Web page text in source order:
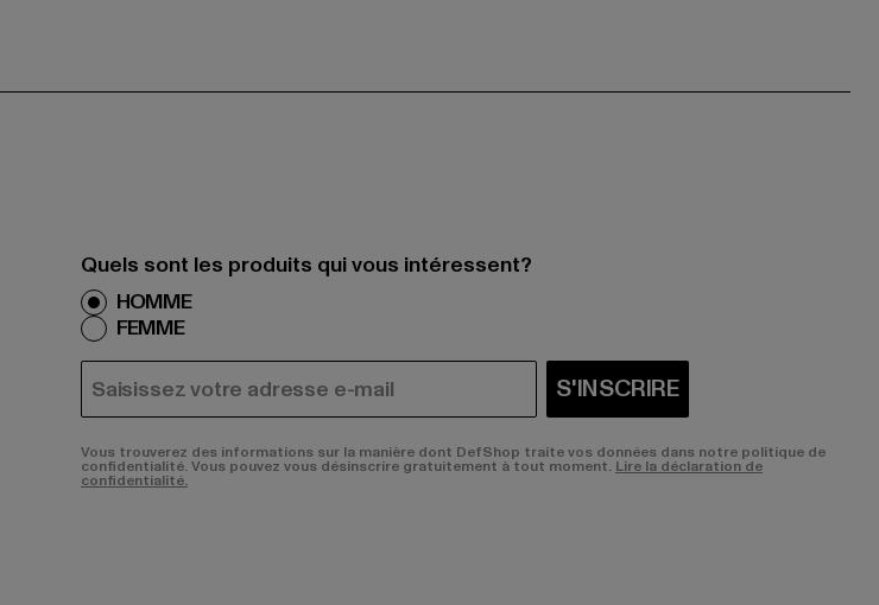
Quels sont les produits qui vous intéressent?
HOMME
FEMME
COURRIEL S'INSCRIRE
Vous trouverez des informations sur la manière dont DefShop traite vos données dans notre politique de
confidentialité. Vous pouvez vous désinscrire gratuitement à tout moment. Lire la déclaration de
confidentialité.